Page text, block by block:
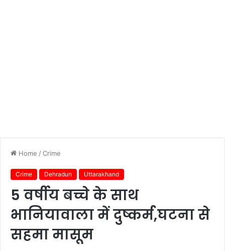
Home /Crime
Crime Dehradun Uttarakhand
5 वर्षीय बच्चे के साथ
भानियावाला में दुष्कर्म,घटना से
सहमा मासूम